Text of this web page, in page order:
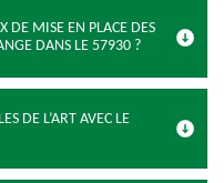
DE MISE EN PLACE DES
DANS LE 57930 ?
DE L’ART AVEC LE